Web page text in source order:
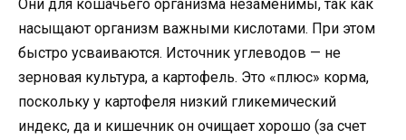
Они для кошачьего организма незаменимы, так как
насыщают организм важными кислотами. При этом
быстро усваиваются. Источник углеводов — не
зерновая культура, а картофель. Это «плюс» корма,
поскольку у картофеля низкий гликемический
индекс, да и кишечник он очищает хорошо (за счет